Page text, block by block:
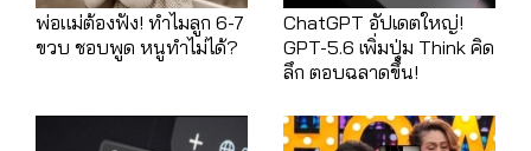
พ่อแม่ต้องฟัง! ทำไมลูก 6-7
ขวบ ชอบพูด หนูทำไม่ได้?
ChatGPT อัปเดตใหญ่!
GPT-5.6 เพิ่มปุ่ม Think คิด
ลึก ตอบฉลาดขึ้น!